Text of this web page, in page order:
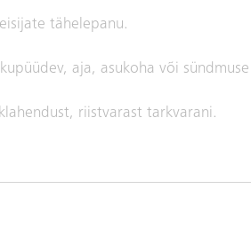
tähelepanu.
aja, asukoha või
riistvarast tarkvarani.